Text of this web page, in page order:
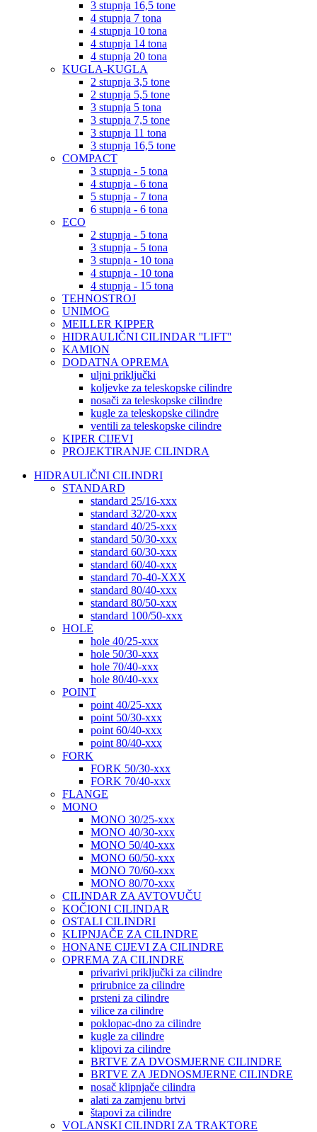
3 stupnja 16,5 tone
4 stupnja 7 tona
4 stupnja 10 tona
4 stupnja 14 tona
4 stupnja 20 tona
KUGLA-KUGLA
2 stupnja 3,5 tone
2 stupnja 5,5 tone
3 stupnja 5 tona
3 stupnja 7,5 tone
3 stupnja 11 tona
3 stupnja 16,5 tone
COMPACT
3 stupnja - 5 tona
4 stupnja - 6 tona
5 stupnja - 7 tona
6 stupnja - 6 tona
ECO
2 stupnja - 5 tona
3 stupnja - 5 tona
3 stupnja - 10 tona
4 stupnja - 10 tona
4 stupnja - 15 tona
TEHNOSTROJ
UNIMOG
MEILLER KIPPER
HIDRAULIČNI CILINDAR ''LIFT''
KAMION
DODATNA OPREMA
uljni priključki
koljevke za teleskopske cilindre
nosači za teleskopske cilindre
kugle za teleskopske cilindre
ventili za teleskopske cilindre
KIPER CIJEVI
PROJEKTIRANJE CILINDRA
HIDRAULIČNI CILINDRI
STANDARD
standard 25/16-xxx
standard 32/20-xxx
standard 40/25-xxx
standard 50/30-xxx
standard 60/30-xxx
standard 60/40-xxx
standard 70-40-XXX
standard 80/40-xxx
standard 80/50-xxx
standard 100/50-xxx
HOLE
hole 40/25-xxx
hole 50/30-xxx
hole 70/40-xxx
hole 80/40-xxx
POINT
point 40/25-xxx
point 50/30-xxx
point 60/40-xxx
point 80/40-xxx
FORK
FORK 50/30-xxx
FORK 70/40-xxx
FLANGE
MONO
MONO 30/25-xxx
MONO 40/30-xxx
MONO 50/40-xxx
MONO 60/50-xxx
MONO 70/60-xxx
MONO 80/70-xxx
CILINDAR ZA AVTOVUČU
KOČIONI CILINDAR
OSTALI CILINDRI
KLIPNJAČE ZA CILINDRE
HONANE CIJEVI ZA CILINDRE
OPREMA ZA CILINDRE
privarivi priključki za cilindre
prirubnice za cilindre
prsteni za cilindre
vilice za cilindre
poklopac-dno za cilindre
kugle za cilindre
klipovi za cilindre
BRTVE ZA DVOSMJERNE CILINDRE
BRTVE ZA JEDNOSMJERNE CILINDRE
nosač klipnjače cilindra
alati za zamjenu brtvi
štapovi za cilindre
VOLANSKI CILINDRI ZA TRAKTORE